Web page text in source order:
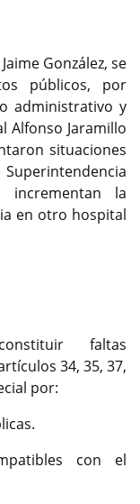
González, se
públicos, por
administrativo y
Alfonso Jaramillo
situaciones
incrementan la
en otro hospital
faltas
34, 35, 37,
por:
con el